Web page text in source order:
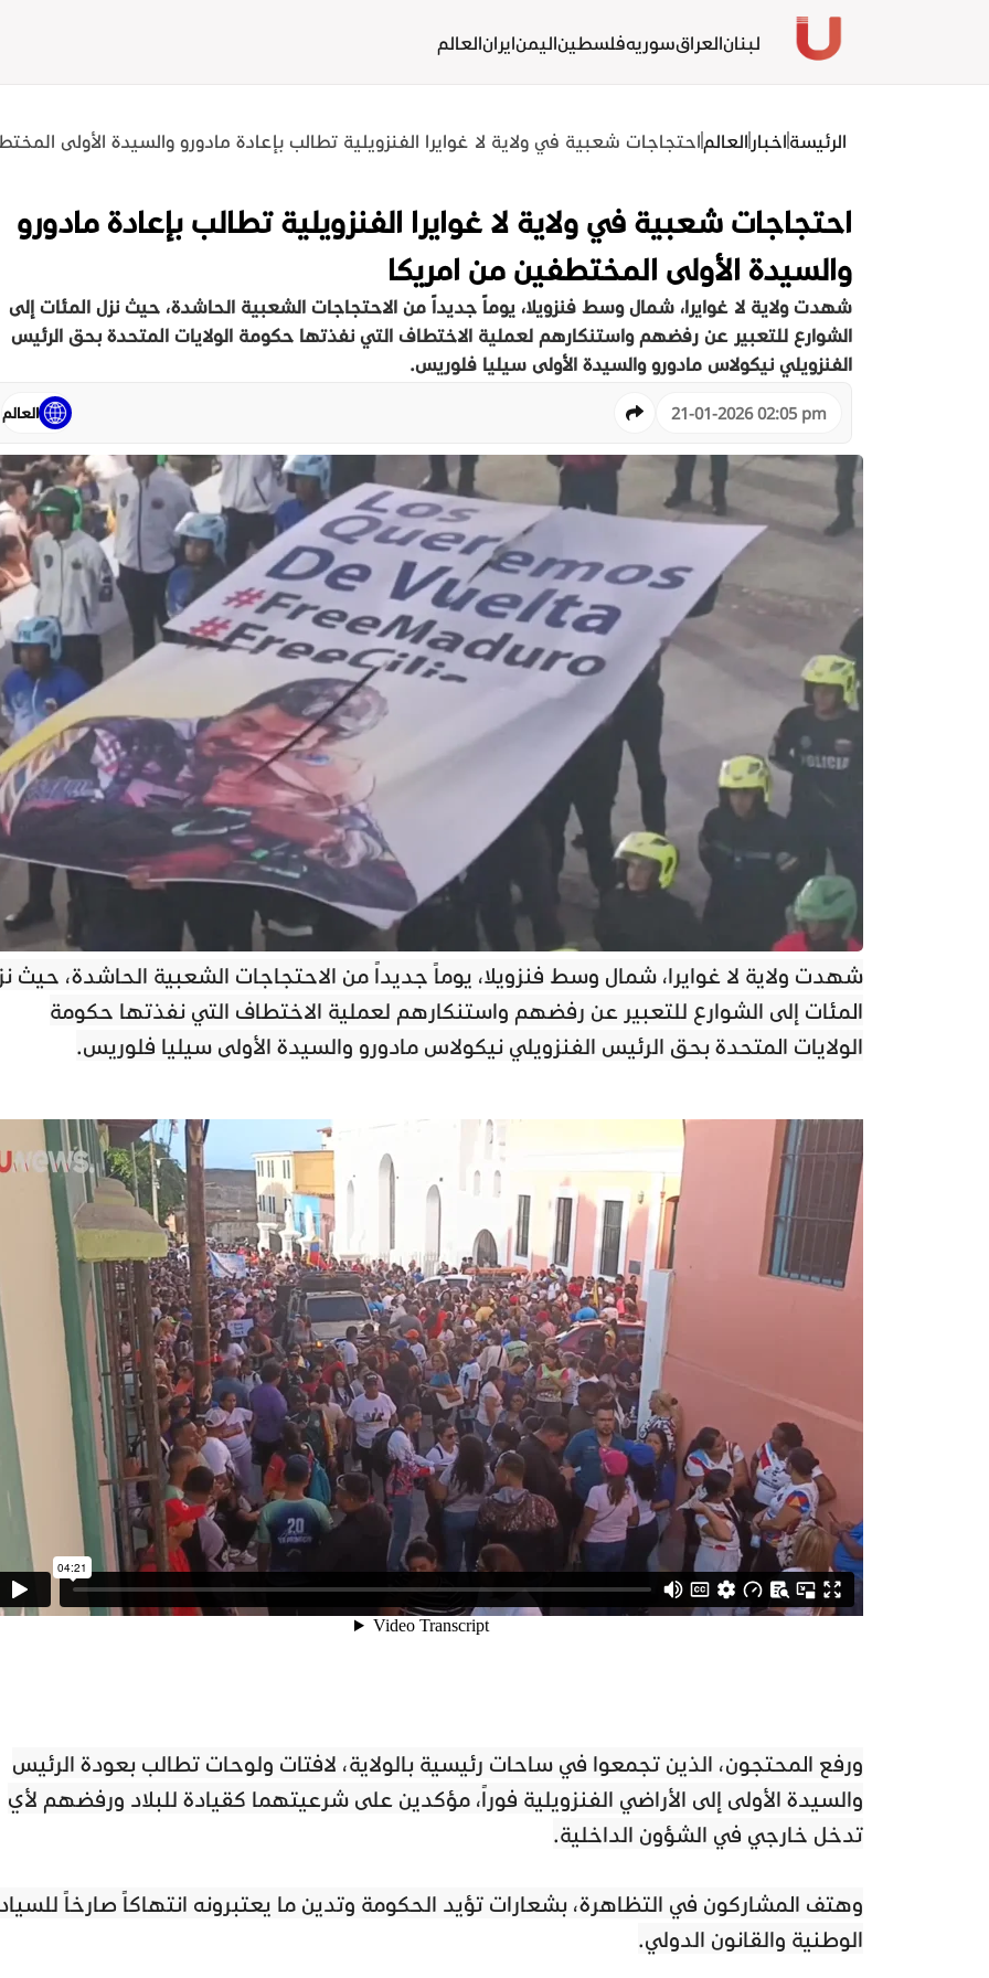
لبنانالعراقسوريهفلسطيناليمنايرانالعالم
الرئيسةاخبار العالماحتجاجات شعبية في ولاية لا غوايرا الفنزويلية تطالب بإعادة مادورو والسيدة الأولى
احتجاجات شعبية في ولاية لا غوايرا الفنزويلية تطالب بإعادة مادورو
والسيدة الأولى المختطفين من امريكا
شهدت ولاية لا غوايرا، شمال وسط فنزويلا، يوماً جديداً من الاحتجاجات الشعبية الحاشدة، حيث نزل المئات إلى
الشوارع للتعبير عن رفضهم واستنكارهم لعملية الاختطاف التي نفذتها حكومة الولايات المتحدة بحق الرئيس
الفنزويلي نيكولاس مادورو والسيدة الأولى سيليا فلوريس.
21-01-2026 02:05 pm العالم
شهدت ولاية لا غوايرا، شمال وسط فنزويلا، يوماً جديداً من الاحتجاجات الشعبية الحاشدة، حيث
المئات إلى الشوارع للتعبير عن رفضهم واستنكارهم لعملية الاختطاف التي نفذتها حكومة
الولايات المتحدة بحق الرئيس الفنزويلي نيكولاس مادورو والسيدة الأولى سيليا فلوريس.
ورفع المحتجون، الذين تجمعوا في ساحات رئيسية بالولاية، لافتات ولوحات تطالب بعودة الرئيس
والسيدة الأولى إلى الأراضي الفنزويلية فوراً، مؤكدين على شرعيتهما كقيادة للبلاد ورفضهم لأي
تدخل خارجي في الشؤون الداخلية.
وهتف المشاركون في التظاهرة، بشعارات تؤيد الحكومة وتدين ما يعتبرونه انتهاكاً صارخاً
الوطنية والقانون الدولي.